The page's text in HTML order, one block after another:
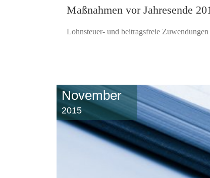
Maßnahmen vor Jahresende
Lohnsteuer- und beitragsfreie
November
2015